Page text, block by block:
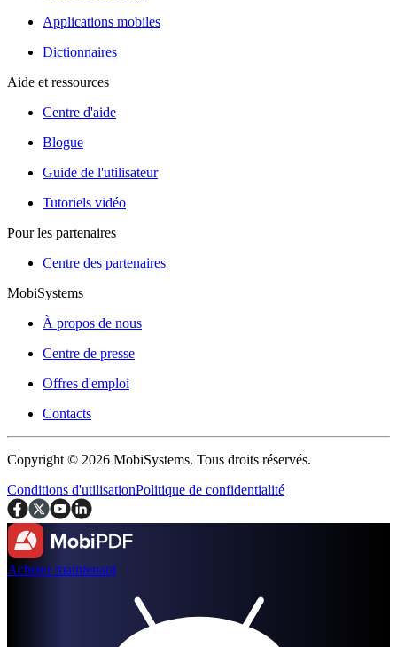
Applications mobiles
Dictionnaires
Aide et ressources
Centre d'aide
Blogue
Guide de l'utilisateur
Tutoriels vidéo
Pour les partenaires
Centre des partenaires
MobiSystems
À propos de nous
Centre de presse
Offres d'emploi
Contacts
Copyright © 2026 MobiSystems. Tous droits réservés.
Conditions d'utilisationPolitique de confidentialité
Acheter maintenant